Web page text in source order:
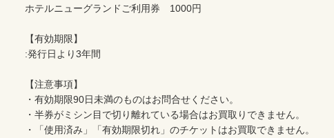
ホテルニューグランドご利用券　1000円
【有効期限】
:発行日より3年間
【注意事項】
・有効期限90日未満のものはお問合せください。
・半券がミシン目で切り離れている場合はお買取りできません。
・「使用済み」「有効期限切れ」のチケットはお買取できません。